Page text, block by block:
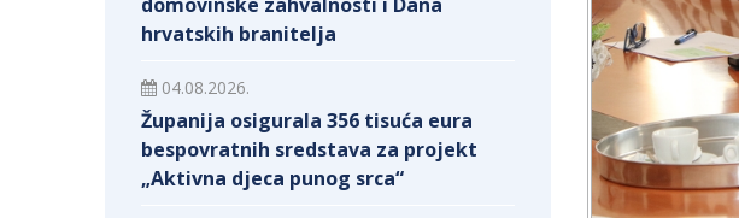
hrvatskih branitelja
04.08.2026.
Županija osigurala 356 tisuća eura
bespovratnih sredstava za projekt
„Aktivna djeca punog srca“